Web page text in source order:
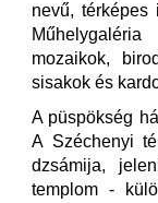
nevű, térképes
mozaikok,
sisakok és
A püspökség
A Széchenyi
dzsámija,
templom -